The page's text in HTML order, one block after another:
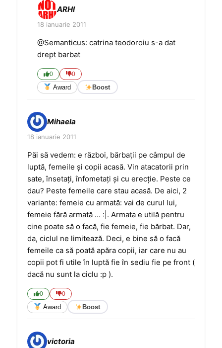
ARHI
18 ianuarie 2011
@Semanticus: catrina teodoroiu s-a dat
drept barbat
0 0
Award Boost
Mihaela
18 ianuarie 2011
Păi să vedem: e război, bărbații pe câmpul de
luptă, femeile și copii acasă. Vin atacatorii prin
sate, însetați, înfometați și cu erecție. Peste ce
dau? Peste femeile care stau acasă. De aici, 2
variante: femeie cu armată: vai de curul lui,
femeie fără armată … :|. Armata e utilă pentru
cine poate să o facă, fie femeie, fie bărbat. Dar,
da, ciclul ne limitează. Deci, e bine să o facă
femeile ca să poată apăra copii, iar care nu au
copii pot fi utile în luptă fie în sediu fie pe front (
dacă nu sunt la ciclu :p ).
0 0
Award Boost
victoria